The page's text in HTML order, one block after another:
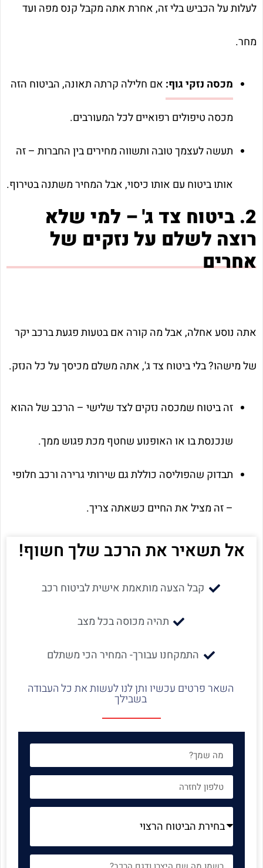
לעלות על הכביש בלי זה, אחרת אתה מקבל קנס מפה ועד
מחר.
מכסה נזקי גוף: אם חלילה קרתה תאונה, הביטוח הזה
מכסה טיפולים רפואיים לכל המעורבים.
תעשה לעצמך טובה ותשווה מחירים בין החברות – זה
אותו ביטוח עם אותו כיסוי, אבל המחיר משתנה בטירוף.
2. ביטוח צד ג' – למי שלא
רוצה לשלם על נזקים של
אחרים
אתה נוסע אחלה, אבל מה קורה אם בטעות פגעת ברכב יקר
של מישהו? בלי ביטוח צד ג', אתה משלם מכיסך על כל הנזק.
זה ביטוח שמכסה נזקים לצד שלישי – הרכב של ההוא
שנכנסת בו או האופנוע שחטף מכת פגוש ממך.
תבדוק שהפוליסה כוללת גם שירותי גרירה ורכב חלופי
– זה מציל את החיים כשאתה צריך.
אל תשאיר את הרכב שלך חשוף!
קבל הצעה מותאמת אישית לביטוח רכב
תהיה מכוסה בכל מצב
התמקחנו עבורך- המחיר הכי משתלם
השאר פרטים עכשיו ותן לנו לעשות את כל העבודה
בשבילך